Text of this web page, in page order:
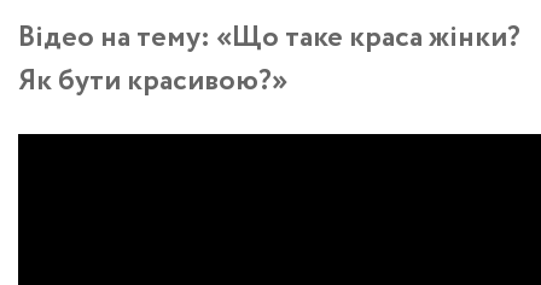
Відео на тему: «Що таке краса жінки?
Як бути красивою?»